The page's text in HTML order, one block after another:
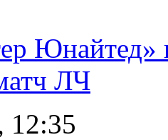
Юнайтед»
ЛЧ
12:35